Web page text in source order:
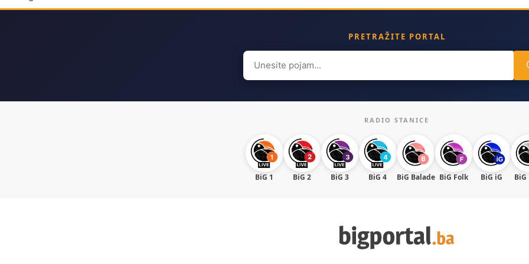
PRETRAŽITE PORTAL
Search
for:
RADIO STANICE
BiG 1 BiG 2 BiG 3 BiG 4 BiG Balade BiG Folk BiG iG BiG